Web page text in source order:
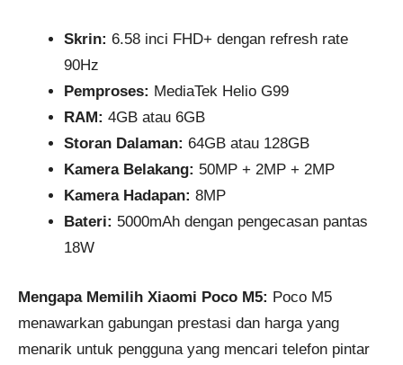
Skrin: 6.58 inci FHD+ dengan refresh rate
90Hz
Pemproses: MediaTek Helio G99
RAM: 4GB atau 6GB
Storan Dalaman: 64GB atau 128GB
Kamera Belakang: 50MP + 2MP + 2MP
Kamera Hadapan: 8MP
Bateri: 5000mAh dengan pengecasan pantas
18W
Mengapa Memilih Xiaomi Poco M5: Poco M5
menawarkan gabungan prestasi dan harga yang
menarik untuk pengguna yang mencari telefon pintar